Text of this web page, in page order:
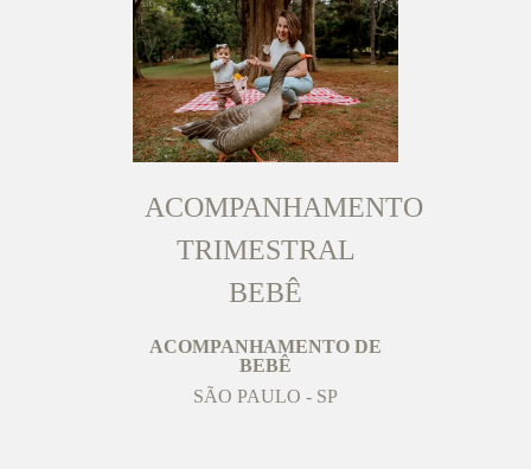
ACOMPANHAMENTO
TRIMESTRAL
BEBÊ
ACOMPANHAMENTO DE
BEBÊ
SÃO PAULO - SP